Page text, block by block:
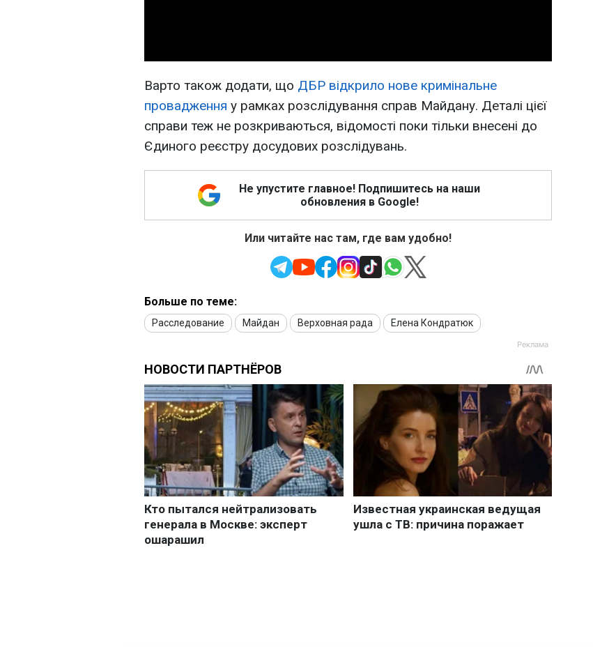
Варто також додати, що ДБР відкрило нове кримінальне
провадження у рамках розслідування справ Майдану. Деталі цієї
справи теж не розкриваються, відомості поки тільки внесені до
Єдиного реєстру досудових розслідувань.
Не упустите главное! Подпишитесь на наши
обновления в Google!
Или читайте нас там, где вам удобно!
Больше по теме:
Расследование Майдан Верховная рада Елена Кондратюк